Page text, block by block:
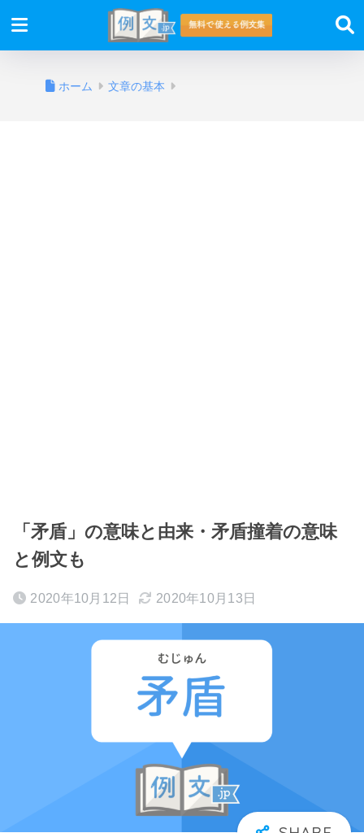
ホーム 文章の基本
「矛盾」の意味と由来・矛盾撞着の意味
と例文も
2020年10月12日 2020年10月13日